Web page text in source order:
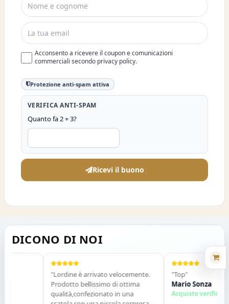
Acconsento a ricevere il coupon e comunicazioni
commerciali secondo privacy policy.
Protezione anti-spam attiva
VERIFICA ANTI-SPAM
Quanto fa 2 + 3?
Ricevi il buono
DICONO DI NOI
"Lordine è arrivato velocemente.
Prodotto bellissimo di ottima
qualità,confezionato in una
"Top"
Mario Sonza
Acquisto verificato